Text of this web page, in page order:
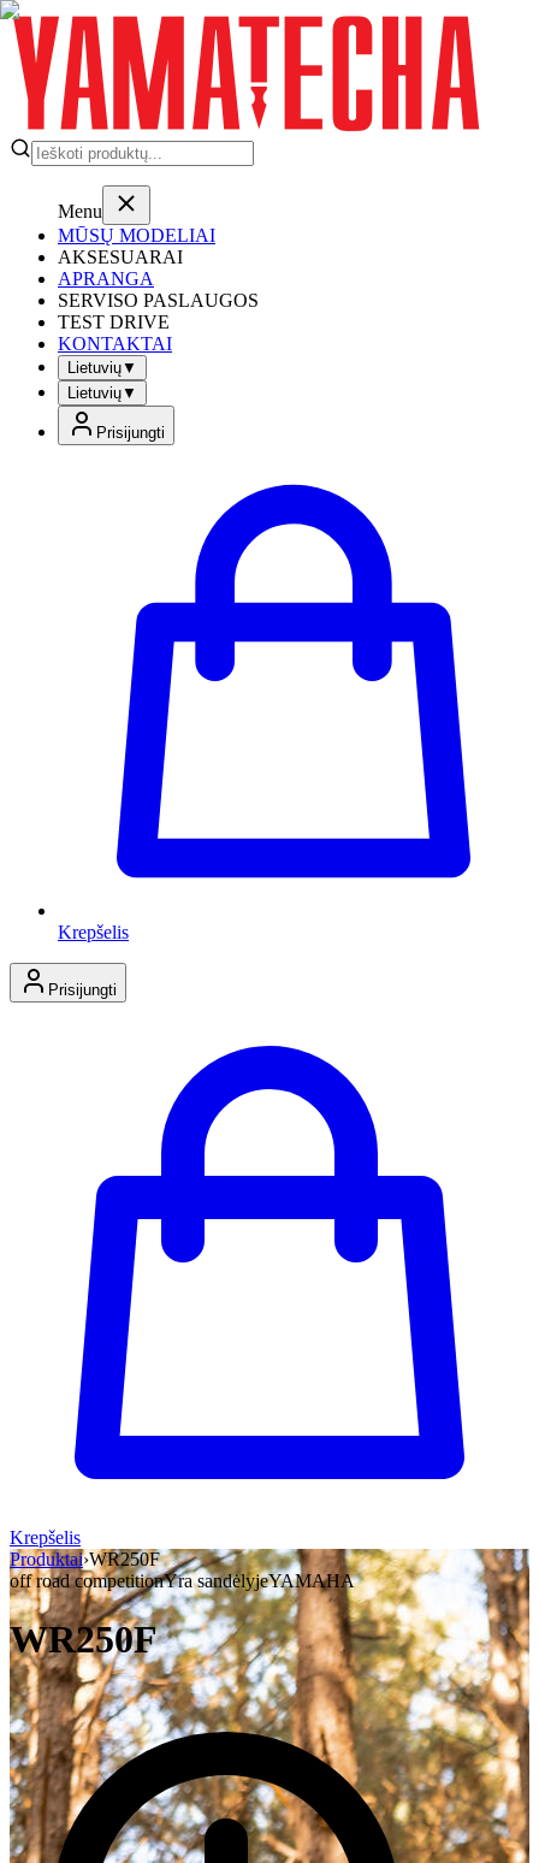
Menu
MŪSŲ MODELIAI
AKSESUARAI
APRANGA
SERVISO PASLAUGOS
TEST DRIVE
KONTAKTAI
Lietuvių▼
Lietuvių▼
Prisijungti
Krepšelis
Prisijungti
Krepšelis
Produktai›WR250F
off road competitionYra sandėlyjeYAMAHA
WR250F